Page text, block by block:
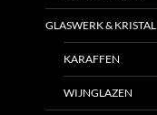
GLASWERK & KRISTAL
KARAFFEN
WIJNGLAZEN